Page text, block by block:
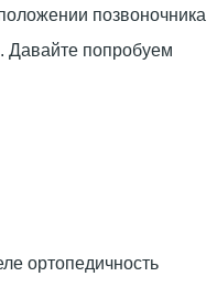
позвоночника
Давайте попробуем
ортопедичность